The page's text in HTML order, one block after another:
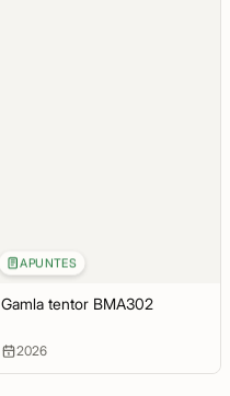
APUNTES
Gamla tentor BMA302
2026